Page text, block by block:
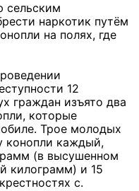
сельским
наркотик путём
на полях, где
12
граждан изъято два
которые
Трое молодых
конопли каждый,
(в высушенном
килограмм) и 15
с.